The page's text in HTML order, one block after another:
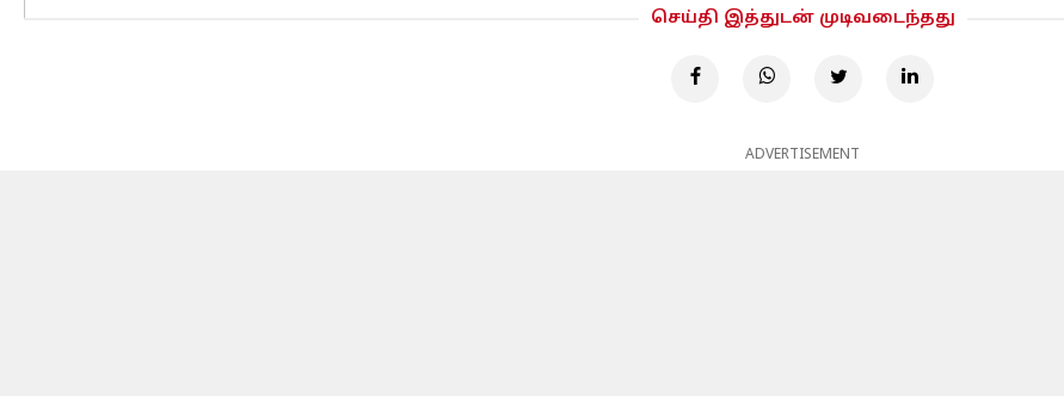
செய்தி இத்துடன் முடிவடைந்தது
ADVERTISEMENT